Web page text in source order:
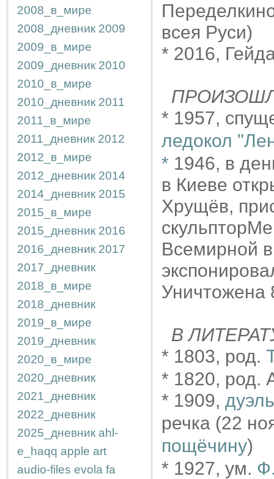
2008_в_мире
2008_дневник 2009
2009_в_мире
2009_дневник 2010
2010_в_мире
2010_дневник 2011
2011_в_мире
2011_дневник 2012
2012_в_мире
2012_дневник 2014
2014_дневник 2015
2015_в_мире
2015_дневник 2016
2016_дневник 2017
2017_дневник
2018_в_мире
2018_дневник
2019_в_мире
2019_дневник
2020_в_мире
2020_дневник
2021_дневник
2022_дневник
2025_дневник ahl-
e_haqq apple art
audio-files evola fa
всея Руси)
* 2016,
* 1957,
ледокол
* 1946, в
в Киеве
Хрущёв,
Всемирной
Уничтожена
В
* 1803, род.
* 1820, род.
* 1909,
речка (22
пощёчину)
* 1927, ум.